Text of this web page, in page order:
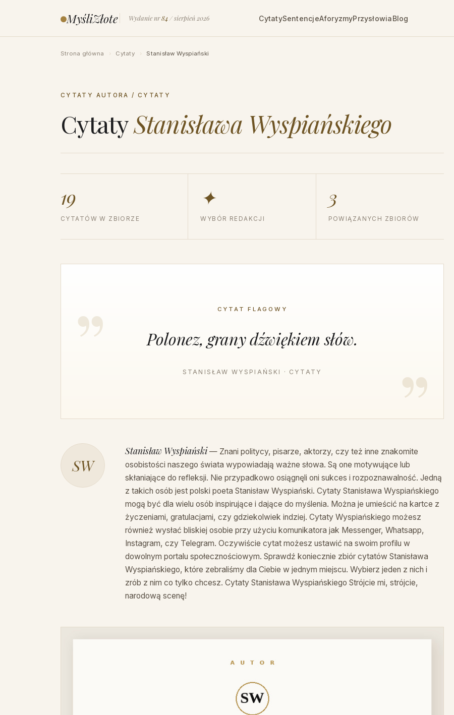
treści
MyśliZłote Wydanie nr84 / sierpień 2026 CytatySentencjeAforyzmyPrzysłowiaBlog
Strona główna › Cytaty › Stanisław Wyspiański
CYTATY AUTORA / CYTATY
CytatyStanisława Wyspiańskiego
19
CYTATÓW W ZBIORZE
✦
WYBÓR REDAKCJI
3
POWIĄZANYCH ZBIORÓW
CYTAT FLAGOWY
Polonez, grany dźwiękiem słów.
STANISŁAW WYSPIAŃSKI · CYTATY
SW
Stanisław Wyspiański — Znani politycy, pisarze, aktorzy, czy też inne znakomite
osobistości naszego świata wypowiadają ważne słowa. Są one motywujące lub
skłaniające do refleksji. Nie przypadkowo osiągnęli oni sukces i rozpoznawalność. Jedną
z takich osób jest polski poeta Stanisław Wyspiański. Cytaty Stanisława Wyspiańskiego
mogą być dla wielu osób inspirujące i dające do myślenia. Można je umieścić na kartce z
życzeniami, gratulacjami, czy gdziekolwiek indziej. Cytaty Wyspiańskiego możesz
również wysłać bliskiej osobie przy użyciu komunikatora jak Messenger, Whatsapp,
Instagram, czy Telegram. Oczywiście cytat możesz ustawić na swoim profilu w
dowolnym portalu społecznościowym. Sprawdź koniecznie zbiór cytatów Stanisława
Wyspiańskiego, które zebraliśmy dla Ciebie w jednym miejscu. Wybierz jeden z nich i
zrób z nim co tylko chcesz. Cytaty Stanisława Wyspiańskiego Strójcie mi, strójcie,
narodową scenę!